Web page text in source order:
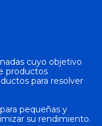
cuyo objetivo
productos
para resolver
pequeñas y
su rendimiento.